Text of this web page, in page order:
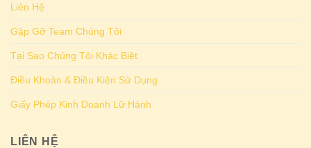
Liên Hệ
Gặp Gỡ Team Chúng Tôi
Tại Sao Chúng Tôi Khác Biệt
Điều Khoản & Điều Kiện Sử Dụng
Giấy Phép Kinh Doanh Lữ Hành
LIÊN HỆ